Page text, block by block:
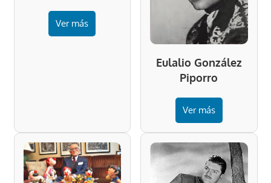
Ver más
Eulalio González
Piporro
Ver más